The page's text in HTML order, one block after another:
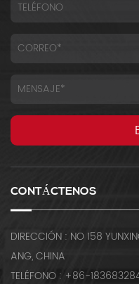
CONTÁCTENOS
DIRECCIÓN : NO 158
ANG, CHINA
TELÉFONO : +86-